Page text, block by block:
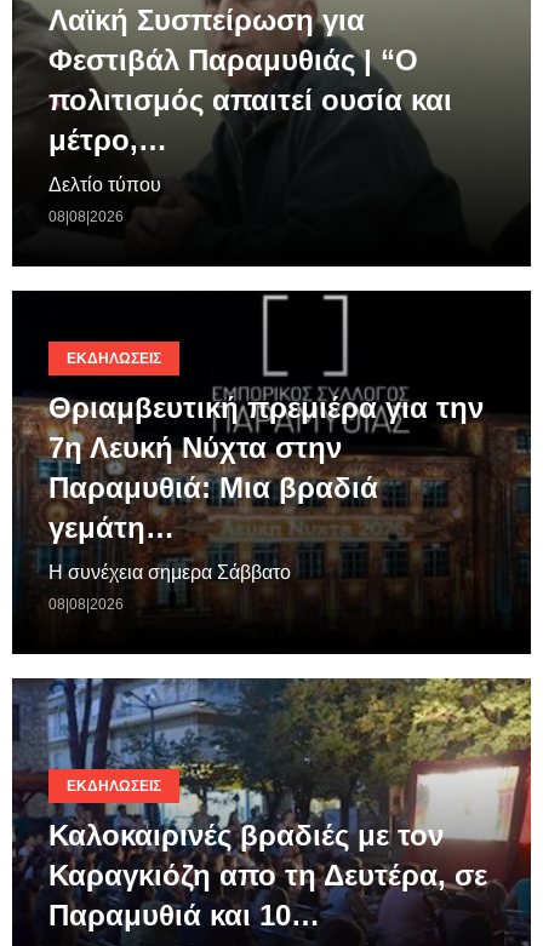
Λαϊκή Συσπείρωση για
Φεστιβάλ Παραμυθιάς | “Ο
πολιτισμός απαιτεί ουσία και
μέτρο,…
Δελτίο τύπου
08|08|2026
ΕΚΔΗΛΏΣΕΙΣ
Θριαμβευτική πρεμιέρα για την
7η Λευκή Νύχτα στην
Παραμυθιά: Μια βραδιά
γεμάτη…
Η συνέχεια σημερα Σάββατο
08|08|2026
ΕΚΔΗΛΏΣΕΙΣ
Καλοκαιρινές βραδιές με τον
Καραγκιόζη απο τη Δευτέρα, σε
Παραμυθιά και 10…